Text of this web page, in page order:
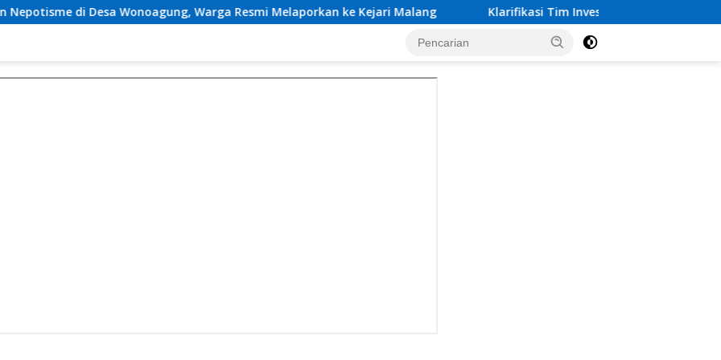
Warga Resmi Melaporkan ke Kejari Malang Klarifikasi Tim Investigasi Dugaan Calo Pembebasan